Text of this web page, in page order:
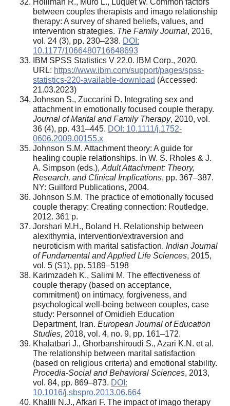
between couples therapists and imago relationship
therapy: A survey of shared beliefs, values, and
intervention strategies. The Family Journal, 2016,
vol. 24 (3), pp. 230–238. DOI:
10.1177/1066480716648693
IBM SPSS Statistics V 22.0. IBM Corp., 2020.
URL: https://www.ibm.com/support/pages/spss-
statistics-220-available-download (Accessed:
21.03.2023)
Johnson S., Zuccarini D. Integrating sex and
attachment in emotionally focused couple therapy.
Journal of Marital and Family Therapy, 2010, vol.
36 (4), pp. 431–445. DOI: 10.1111/j.1752-
0606.2009.00155.x
Johnson S.M. Attachment theory: A guide for
healing couple relationships. In W. S. Rholes & J.
A. Simpson (eds.), Adult Attachment: Theory,
Research, and Clinical Implications, pp. 367–387.
NY: Guilford Publications, 2004.
Johnson S.M. The practice of emotionally focused
couple therapy: Creating connection: Routledge.
2012. 361 p.
Jorshari M.H., Boland H. Relationship between
alexithymia, intervention/extraversion and
neuroticism with marital satisfaction. Indian Journal
of Fundamental and Applied Life Sciences, 2015,
vol. 5 (S1), pp. 5189–5198
Karimzadeh K., Salimi M. The effectiveness of
couple therapy (based on acceptance,
commitment) on intimacy, forgiveness, and
psychological well-being between couples, case
study: Personnel of Omidieh Education
Department, Iran. European Journal of Education
Studies, 2018, vol. 4, no. 9, pp. 161–172.
Khalatbari J., Ghorbanshiroudi S., Azari K.N. et al.
The relationship between marital satisfaction
(based on religious criteria) and emotional stability.
Procedia-Social and Behavioral Sciences, 2013,
vol. 84, pp. 869–873. DOI:
10.1016/j.sbspro.2013.06.664
Khalili N.J., Afkari F. The impact of imago therapy